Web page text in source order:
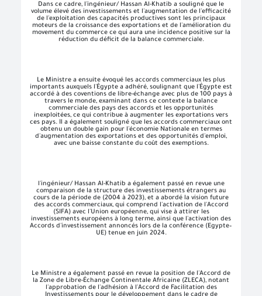
Dans ce cadre, l'ingénieur/ Hassan Al-Khatib a souligné que le
volume élevé des investissements et l'augmentation de l'efficacité
de l'exploitation des capacités productives sont les principaux
moteurs de la croissance des exportations et de l'amélioration du
movement du commerce ce qui aura une incidence positive sur la
réduction du déficit de la balance commerciale.
Le Ministre a ensuite évoqué les accords commerciaux les plus
importants auxquels l'Égypte a adhéré, soulignant que l'Égypte est
accordé à des coventions de libre-échange avec plus de 100 pays à
travers le monde, examinant dans ce contexte la balance
commerciale des pays des accords et les opportunités
inexploitées, ce qui contribue à augmenter les exportations vers
ces pays. Il a également souligné que les accords commerciaux ont
obtenu un double gain pour l'économie Nationale en termes
d'augmentation des exportations et des opportunités d'emploi,
avec une baisse constante du coût des exemptions.
l'ingénieur/ Hassan Al-Khatib a également passé en revue une
comparaison de la structure des investissements étrangers au
cours de la période de (2004 à 2023), et a abordé la vision future
des accords commerciaux, qui comprend l'activation de l'Accord
(SIFA) avec l'Union européenne, qui vise à attirer les
investissements européens à long terme, ainsi que l'activation des
Accords d'investissement annoncés lors de la conférence (Egypte–
UE) tenue en juin 2024.
Le Ministre a également passé en revue la position de l'Accord de
la Zone de Libre-Échange Continentale Africaine (ZLECA), notant
l'approbation de l'adhésion à l'Accord de Facilitation des